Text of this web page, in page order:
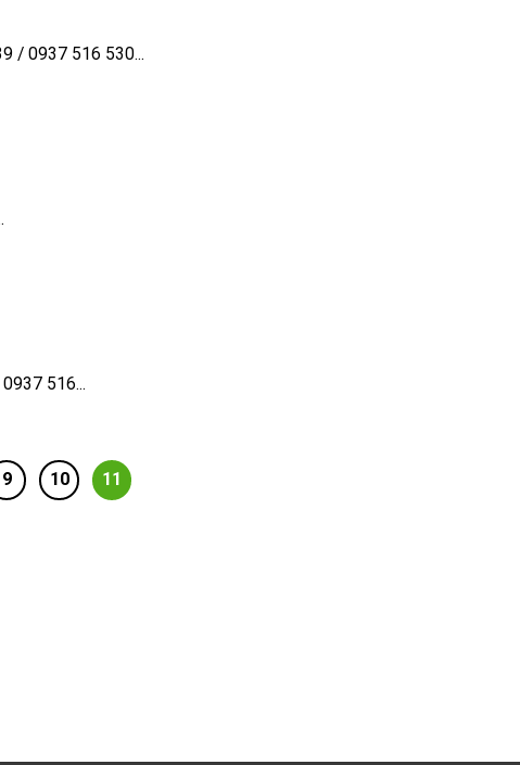
/ 0937 516 530...
516...
9 10 11